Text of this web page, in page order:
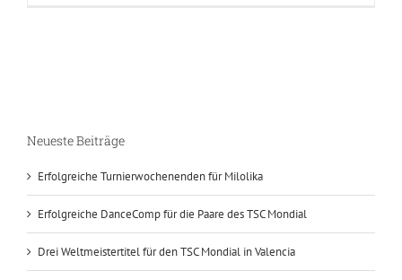
Neueste Beiträge
Erfolgreiche Turnierwochenenden für Milolika
Erfolgreiche DanceComp für die Paare des TSC Mondial
Drei Weltmeistertitel für den TSC Mondial in Valencia